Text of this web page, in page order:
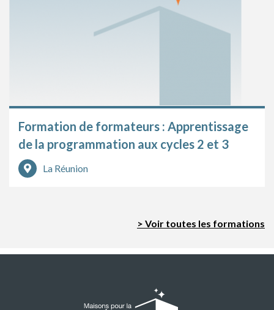
Formation de formateurs : Apprentissage
de la programmation aux cycles 2 et 3
La Réunion
> Voir toutes les formations